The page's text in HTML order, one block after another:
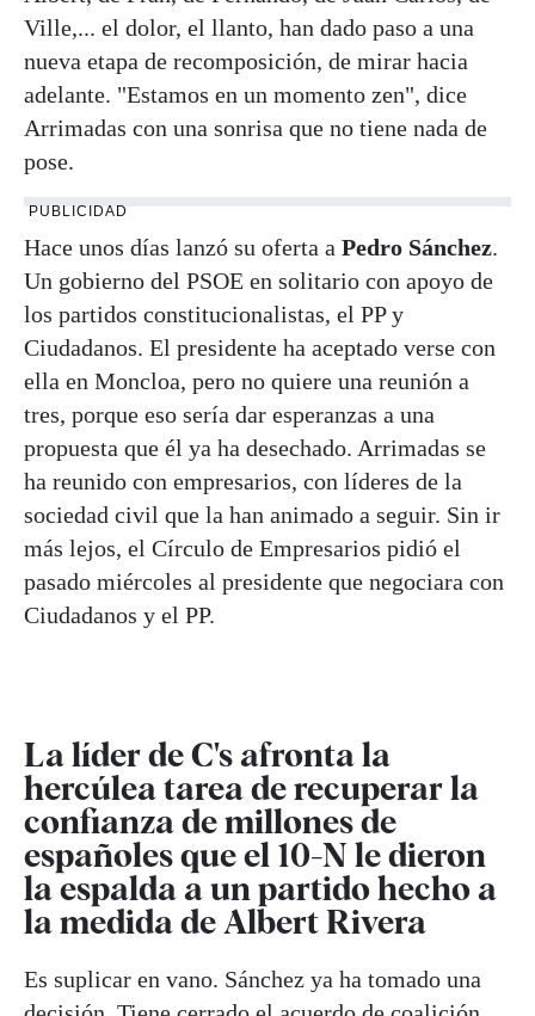
Ville,... el dolor, el llanto, han dado paso a una
nueva etapa de recomposición, de mirar hacia
adelante. "Estamos en un momento zen", dice
Arrimadas con una sonrisa que no tiene nada de
pose.
PUBLICIDAD
Hace unos días lanzó su oferta a Pedro Sánchez.
Un gobierno del PSOE en solitario con apoyo de
los partidos constitucionalistas, el PP y
Ciudadanos. El presidente ha aceptado verse con
ella en Moncloa, pero no quiere una reunión a
tres, porque eso sería dar esperanzas a una
propuesta que él ya ha desechado. Arrimadas se
ha reunido con empresarios, con líderes de la
sociedad civil que la han animado a seguir. Sin ir
más lejos, el Círculo de Empresarios pidió el
pasado miércoles al presidente que negociara con
Ciudadanos y el PP.
La líder de C's afronta la
hercúlea tarea de recuperar la
confianza de millones de
españoles que el 10-N le dieron
la espalda a un partido hecho a
la medida de Albert Rivera
Es suplicar en vano. Sánchez ya ha tomado una